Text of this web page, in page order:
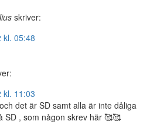
skriver:
kl. 05:48
kl. 11:03
det är SD samt alla är inte dåliga
SD , som någon skrev här 🥰🥰